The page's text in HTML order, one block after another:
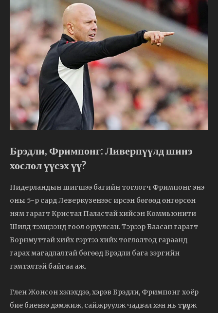
Брэдли, Фримпонг: Ливерпүүлд шинэ
хослол үүсэх үү?
Нидерландын шигшээ багийн тоглогч Фримпонг энэ
оны 5-р сард Леверкузенээс ирсэн бөгөөд өнгөрсөн
ням гарагт Кристал Паластай хийсэн Коммьюнити
Шилд тэмцээнд гоол оруулсан. Тэрээр Баасан гарагт
Борнмуттай хийх гэртээ хийх тоглолтод гараанд
гарах магадлалтай бөгөөд Брэдли бага зэргийн
гэмтэлтэй байгаа аж.
Глен Жонсон хэлэхдээ, хэрэв Брэдли, Фримпонг хоёр
бие биенээ дэмжиж, сайжруулж чадвал хэн нь түрүүлж